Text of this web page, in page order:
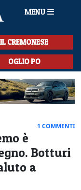
MENU
IL CREMONESE
OGLIO PO
1 COMMENTI
è
Botturi
a